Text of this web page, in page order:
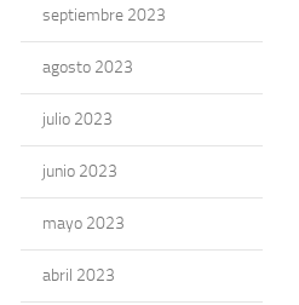
septiembre 2023
agosto 2023
julio 2023
junio 2023
mayo 2023
abril 2023